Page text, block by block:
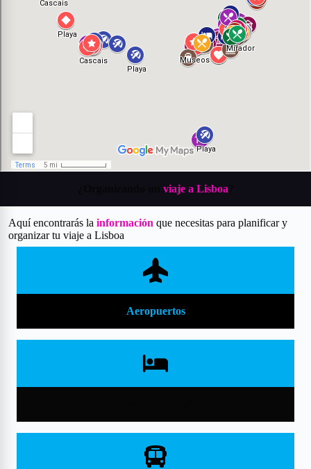
viaje a Lisboa
Aquí encontrarás la información que necesitas para planificar y
organizar tu viaje a Lisboa
Aeropuertos